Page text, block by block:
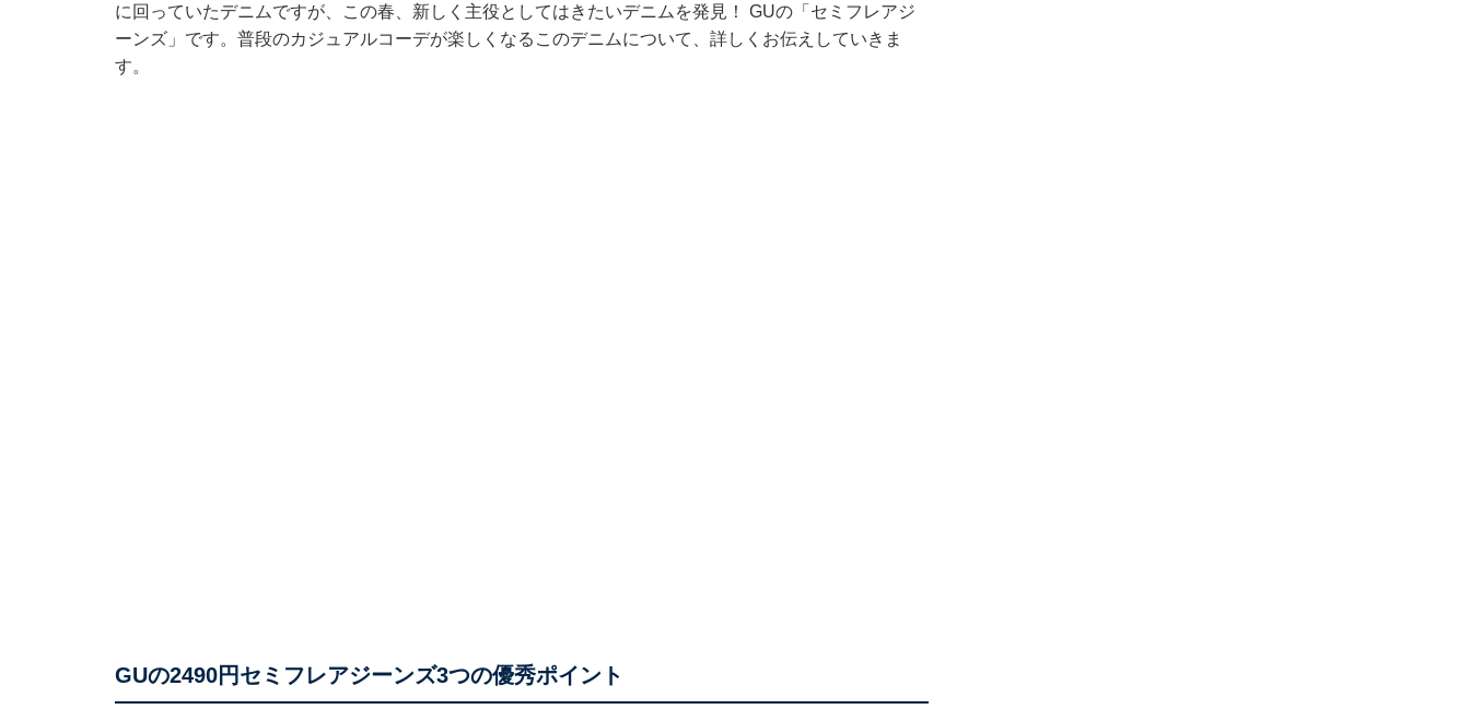
に回っていたデニムですが、この春、新しく主役としてはきたいデニムを発見！ GUの「セミフレアジ
ーンズ」です。普段のカジュアルコーデが楽しくなるこのデニムについて、詳しくお伝えしていきま
す。
GUの2490円セミフレアジーンズ3つの優秀ポイント